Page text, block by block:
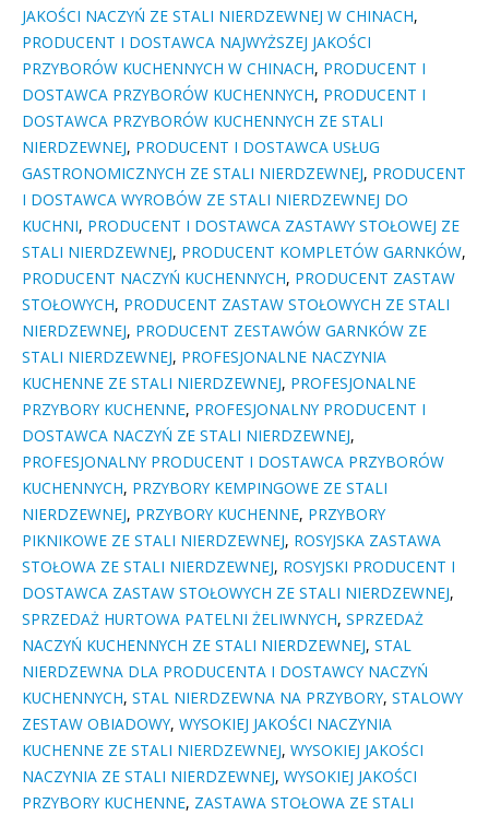
JAKOŚCI NACZYŃ ZE STALI NIERDZEWNEJ W CHINACH,
PRODUCENT I DOSTAWCA NAJWYŻSZEJ JAKOŚCI
PRZYBORÓW KUCHENNYCH W CHINACH, PRODUCENT I
DOSTAWCA PRZYBORÓW KUCHENNYCH, PRODUCENT I
DOSTAWCA PRZYBORÓW KUCHENNYCH ZE STALI
NIERDZEWNEJ, PRODUCENT I DOSTAWCA USŁUG
GASTRONOMICZNYCH ZE STALI NIERDZEWNEJ, PRODUCENT
I DOSTAWCA WYROBÓW ZE STALI NIERDZEWNEJ DO
KUCHNI, PRODUCENT I DOSTAWCA ZASTAWY STOŁOWEJ ZE
STALI NIERDZEWNEJ, PRODUCENT KOMPLETÓW GARNKÓW,
PRODUCENT NACZYŃ KUCHENNYCH, PRODUCENT ZASTAW
STOŁOWYCH, PRODUCENT ZASTAW STOŁOWYCH ZE STALI
NIERDZEWNEJ, PRODUCENT ZESTAWÓW GARNKÓW ZE
STALI NIERDZEWNEJ, PROFESJONALNE NACZYNIA
KUCHENNE ZE STALI NIERDZEWNEJ, PROFESJONALNE
PRZYBORY KUCHENNE, PROFESJONALNY PRODUCENT I
DOSTAWCA NACZYŃ ZE STALI NIERDZEWNEJ,
PROFESJONALNY PRODUCENT I DOSTAWCA PRZYBORÓW
KUCHENNYCH, PRZYBORY KEMPINGOWE ZE STALI
NIERDZEWNEJ, PRZYBORY KUCHENNE, PRZYBORY
PIKNIKOWE ZE STALI NIERDZEWNEJ, ROSYJSKA ZASTAWA
STOŁOWA ZE STALI NIERDZEWNEJ, ROSYJSKI PRODUCENT I
DOSTAWCA ZASTAW STOŁOWYCH ZE STALI NIERDZEWNEJ,
SPRZEDAŻ HURTOWA PATELNI ŻELIWNYCH, SPRZEDAŻ
NACZYŃ KUCHENNYCH ZE STALI NIERDZEWNEJ, STAL
NIERDZEWNA DLA PRODUCENTA I DOSTAWCY NACZYŃ
KUCHENNYCH, STAL NIERDZEWNA NA PRZYBORY, STALOWY
ZESTAW OBIADOWY, WYSOKIEJ JAKOŚCI NACZYNIA
KUCHENNE ZE STALI NIERDZEWNEJ, WYSOKIEJ JAKOŚCI
NACZYNIA ZE STALI NIERDZEWNEJ, WYSOKIEJ JAKOŚCI
PRZYBORY KUCHENNE, ZASTAWA STOŁOWA ZE STALI